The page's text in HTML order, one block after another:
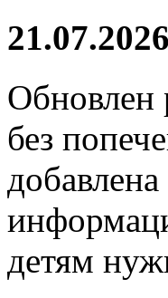
Обновлен
без
детям